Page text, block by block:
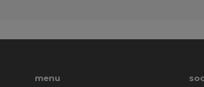
menu